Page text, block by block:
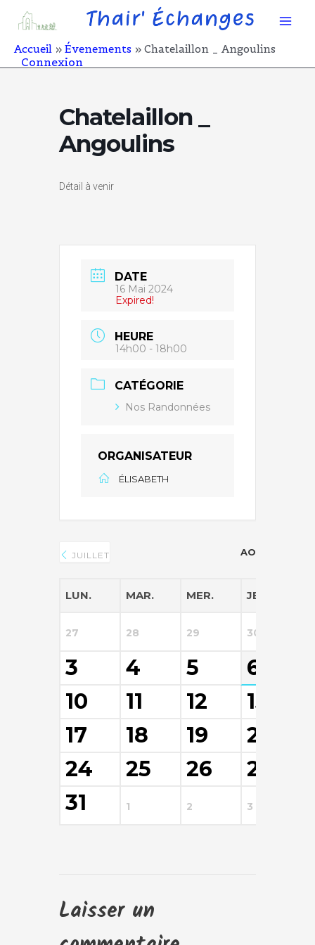
contenu
Accueil Évenements Chatelaillon _ Angoulins
Connexion
Chatelaillon _
Angoulins
Détail à venir
DATE
16 Mai 2024
Expired!
HEURE
14h00 - 18h00
CATÉGORIE
Nos Randonnées
ORGANISATEUR
ÉLISABETH
JUILLET AOÛT 2026
LUN. MAR. MER. JEU.
27 28 29 30
3 4 5 6
10
11 12 13
17
18 19 20
24
25 26 27
31
1 2 3
Laisser un